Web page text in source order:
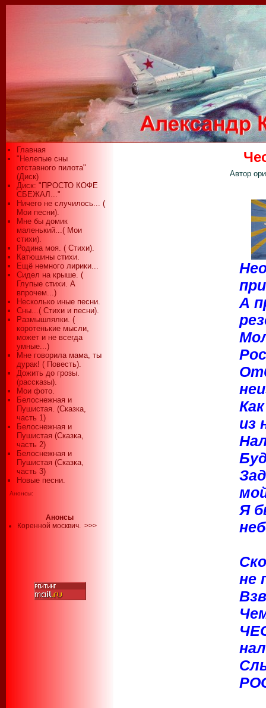
Главная
"Нелепые сны
отставного пилота"
(Диск)
Диск: "ПРОСТО КОФЕ
СБЕЖАЛ..."
Ничего не случилось... (
Мои песни).
Мне бы домик
маленький...( Мои
стихи).
Родина моя. ( Стихи).
Катюшины стихи.
Ещё немного лирики...
Сидел на крыше. (
Глупые стихи. А
впрочем...)
Несколько иные песни.
Сны...( Стихи и песни).
Размышлялки. (
коротенькие мысли,
может и не всегда
умные...)
Мне говорила мама, ты
дурак! ( Повесть).
Дожить до грозы.
(рассказы).
Мои фото.
Белоснежная и
Пушистая. (Сказка,
часть 1)
Белоснежная и
Пушистая (Сказка,
часть 2)
Белоснежная и
Пушистая (Сказка,
часть 3)
Новые песни.
Анонсы:
Анонсы
Коренной москвич. >>>
Автор
А
из
Я
не